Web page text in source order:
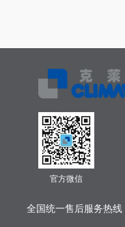
官方微信
全国统一售后服务热线